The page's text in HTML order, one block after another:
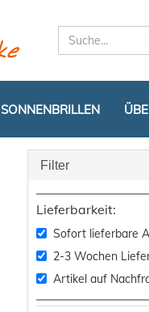
SONNENBRILLEN
Filter
Lieferbarkeit:
Sofort lieferbare
2-3 Wochen
Artikel auf